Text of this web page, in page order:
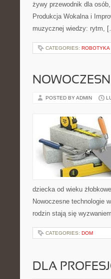
żywy przewodnik dla
Produkcja Wokalna i
muzycznej wiedzy: rytm,
CATEGORIES: ROBOTYKA
POSTED BY ADMIN
dziecka od wieku
Nowoczesne technologie
rodzin stają się
CATEGORIES: DOM
DLA